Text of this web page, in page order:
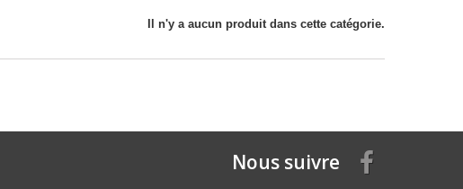
Il n'y a aucun produit dans cette catégorie.
Nous suivre